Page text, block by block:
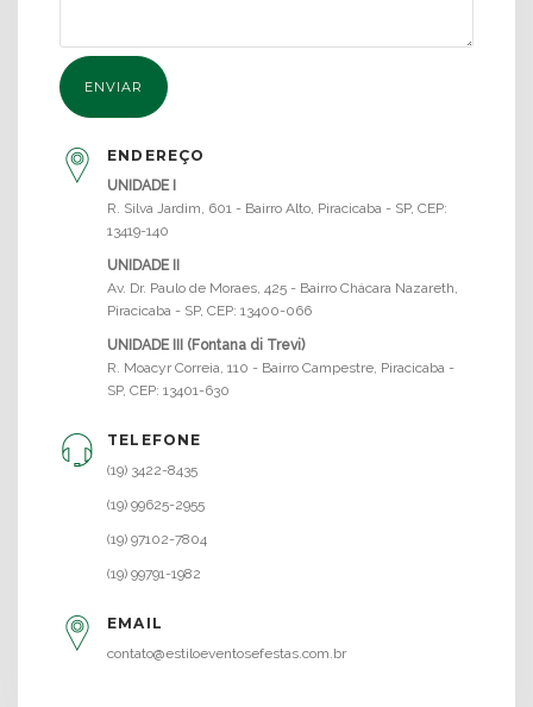
ENDEREÇO
UNIDADE I
R. Silva Jardim, 601 - Bairro Alto, Piracicaba - SP, CEP:
13419-140
UNIDADE II
Av. Dr. Paulo de Moraes, 425 - Bairro Chácara Nazareth,
Piracicaba - SP, CEP: 13400-066
UNIDADE III (Fontana di Trevi)
R. Moacyr Correia, 110 - Bairro Campestre, Piracicaba -
SP, CEP: 13401-630
TELEFONE
(19) 3422-8435
(19) 99625-2955
(19) 97102-7804
(19) 99791-1982
EMAIL
contato@estiloeventosefestas.com.br